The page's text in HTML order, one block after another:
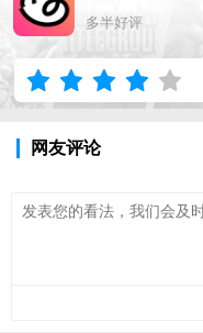
多半好评
网友评论